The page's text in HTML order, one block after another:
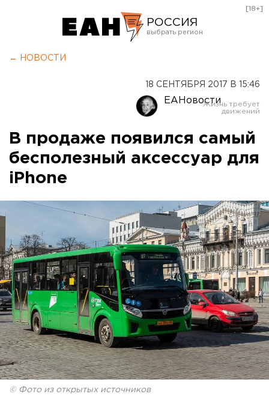
РОССИЯ
Оренбург
[18+]
← НОВОСТИ
18 СЕНТЯБРЯ 2017 В 15:46
ЕАНовости
В продаже появился самый
бесполезный аксессуар для
iPhone
© Фото из открытых источников